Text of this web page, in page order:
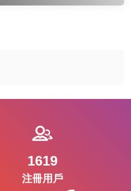
1619
注冊用戶